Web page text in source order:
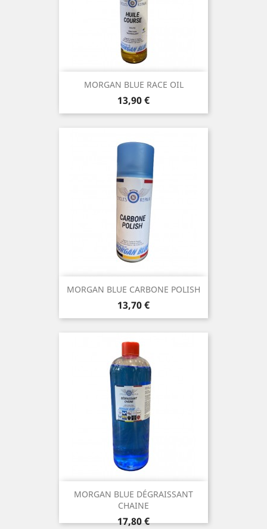
MORGAN BLUE RACE OIL
Prix
13,90 €
MORGAN BLUE CARBONE POLISH
Prix
13,70 €
MORGAN BLUE DÉGRAISSANT
CHAINE
Prix
17,80 €